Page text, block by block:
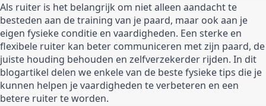
Als ruiter is het belangrijk om niet alleen aandacht te
besteden aan de training van je paard, maar ook aan je
eigen fysieke conditie en vaardigheden. Een sterke en
flexibele ruiter kan beter communiceren met zijn paard, de
juiste houding behouden en zelfverzekerder rijden. In dit
blogartikel delen we enkele van de beste fysieke tips die je
kunnen helpen je vaardigheden te verbeteren en een
betere ruiter te worden.